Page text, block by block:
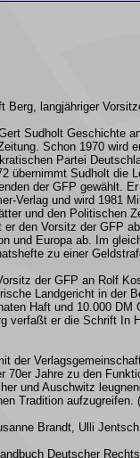
Berg, langjähriger
Sudholt Geschichte
Schon 1970 wird
Partei
übernimmt Sudholt die
der GFP gewählt.
Verlag und wird 1981
und den Politischen
den Vorsitz der GFP
und Europa ab. Im
zu einer
der GFP an Rolf
Landgericht in der
Haft und 10.000
verfaßt er die Schrift In
der
70er Jahre zu den
und Auschwitz
Tradition aufzugreifen.
Brandt, Ulli
Deutscher